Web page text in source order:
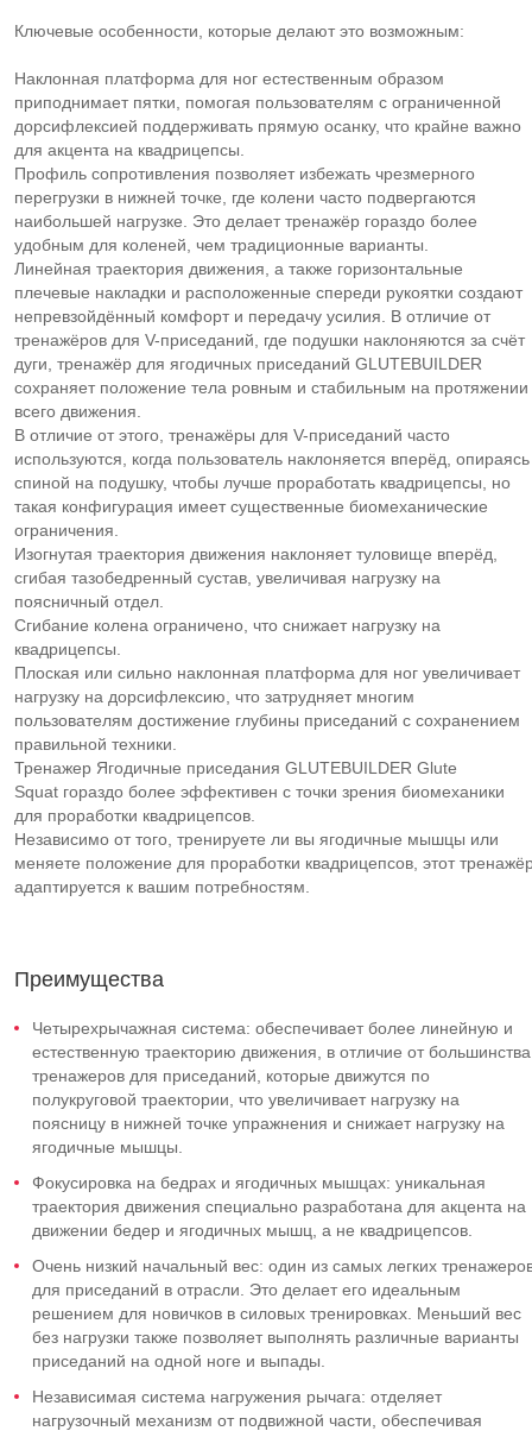
Ключевые особенности, которые делают это возможным:
Наклонная платформа для ног естественным образом
приподнимает пятки, помогая пользователям с ограниченной
дорсифлексией поддерживать прямую осанку, что крайне важно
для акцента на квадрицепсы.
Профиль сопротивления позволяет избежать чрезмерного
перегрузки в нижней точке, где колени часто подвергаются
наибольшей нагрузке. Это делает тренажёр гораздо более
удобным для коленей, чем традиционные варианты.
Линейная траектория движения, а также горизонтальные
плечевые накладки и расположенные спереди рукоятки создают
непревзойдённый комфорт и передачу усилия. В отличие от
тренажёров для V-приседаний, где подушки наклоняются за счёт
дуги, тренажёр для ягодичных приседаний GLUTEBUILDER
сохраняет положение тела ровным и стабильным на протяжении
всего движения.
В отличие от этого, тренажёры для V-приседаний часто
используются, когда пользователь наклоняется вперёд, опираясь
спиной на подушку, чтобы лучше проработать квадрицепсы, но
такая конфигурация имеет существенные биомеханические
ограничения.
Изогнутая траектория движения наклоняет туловище вперёд,
сгибая тазобедренный сустав, увеличивая нагрузку на
поясничный отдел.
Сгибание колена ограничено, что снижает нагрузку на
квадрицепсы.
Плоская или сильно наклонная платформа для ног увеличивает
нагрузку на дорсифлексию, что затрудняет многим
пользователям достижение глубины приседаний с сохранением
правильной техники.
Тренажер Ягодичные приседания GLUTEBUILDER Glute
Squat гораздо более эффективен с точки зрения биомеханики
для проработки квадрицепсов.
Независимо от того, тренируете ли вы ягодичные мышцы или
меняете положение для проработки квадрицепсов, этот
адаптируется к вашим потребностям.
Преимущества
Четырехрычажная система: обеспечивает более линейную и
естественную траекторию движения, в отличие от большинства
тренажеров для приседаний, которые движутся по
полукруговой траектории, что увеличивает нагрузку на
поясницу в нижней точке упражнения и снижает нагрузку на
ягодичные мышцы.
Фокусировка на бедрах и ягодичных мышцах: уникальная
траектория движения специально разработана для акцента на
движении бедер и ягодичных мышц, а не квадрицепсов.
Очень низкий начальный вес: один из самых легких
для приседаний в отрасли. Это делает его идеальным
решением для новичков в силовых тренировках. Меньший вес
без нагрузки также позволяет выполнять различные варианты
приседаний на одной ноге и выпады.
Независимая система нагружения рычага: отделяет
нагрузочный механизм от подвижной части, обеспечивая